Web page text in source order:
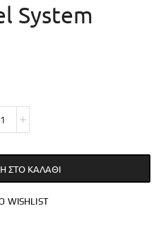
System
ΣΤΟ ΚΑΛΆΘΙ
WISHLIST